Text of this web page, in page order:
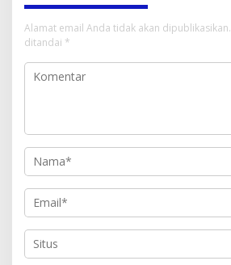
Alamat email Anda tidak akan dipublikasikan.
ditandai *